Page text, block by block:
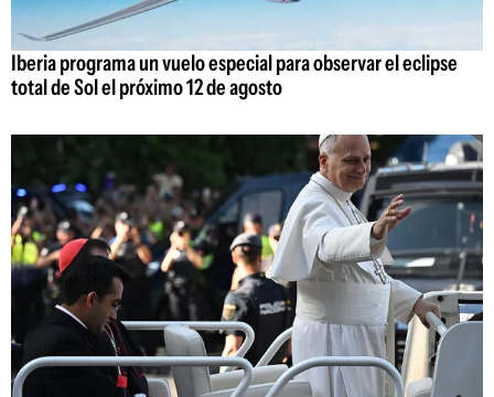
Iberia programa un vuelo especial para observar el eclipse
total de Sol el próximo 12 de agosto